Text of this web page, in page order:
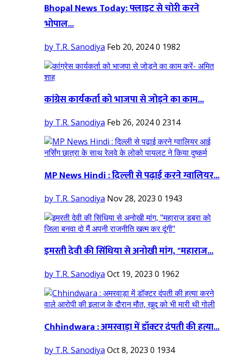
Bhopal News Today: फ्लाइट से चोरी करने
भोपाल...
by T.R. Sanodiya Feb 20, 20240 1982
कांग्रेस कार्यकर्ता को भाजपा से जोड़ने का काम...
by T.R. Sanodiya Feb 26, 20240 2314
MP News Hindi : दिल्ली से पढ़ाई करने ग्वालियर...
by T.R. Sanodiya Nov 28, 2023 0 1943
इमरती देवी की सिंधिया से अनोखी मांग, "महाराज...
by T.R. Sanodiya Oct 19, 2023 0 1962
Chhindwara : अमरवाड़ा में डॉक्टर दंपती की हत्या...
by T.R. Sanodiya Oct 8, 2023 0 1934